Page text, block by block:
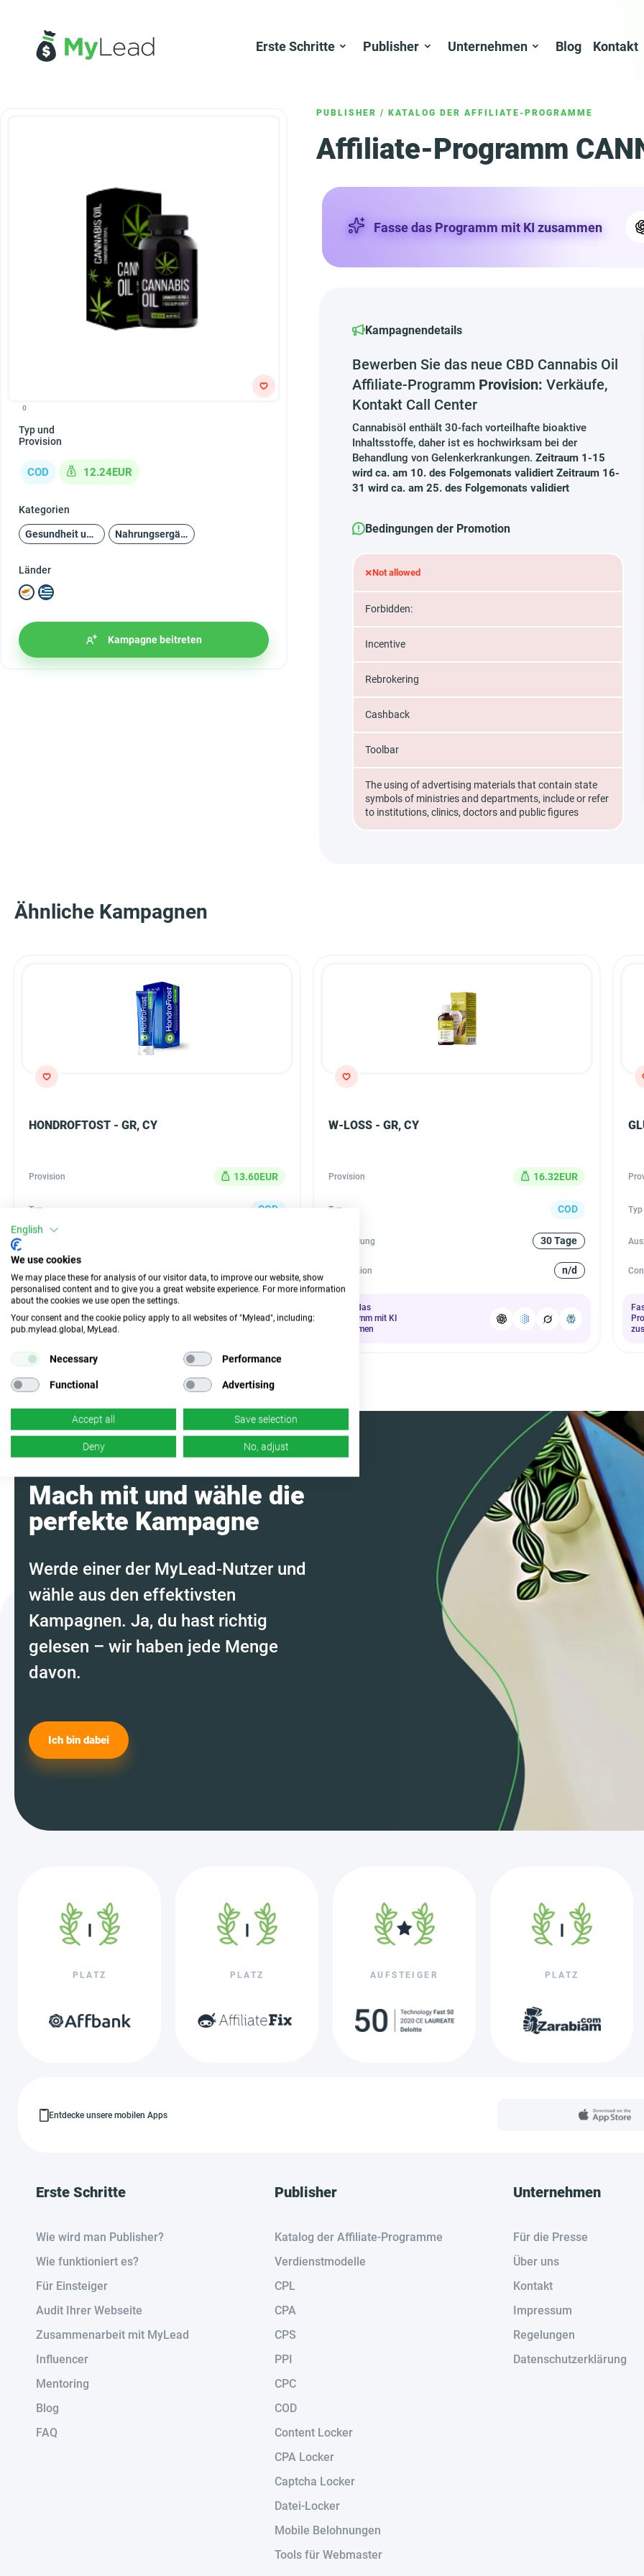
Erste Schritte Publisher Unternehmen Blog Kontakt
PUBLISHER / KATALOG DER AFFILIATE-PROGRAMME
Affiliate-Programm
0
Typ und
Provision
COD 12.24EUR
Kategorien
Gesundheit und Schönheit Nahrungsergänzungsmittel
Länder
Kampagne beitreten
Fasse das Programm mit KI zusammen
Kampagnendetails
Bewerben Sie das neue CBD Cannabis Oil
Affiliate-Programm Provision: Verkäufe,
Kontakt Call Center
Cannabisöl enthält 30-fach vorteilhafte bioaktive
Inhaltsstoffe, daher ist es hochwirksam bei der
Behandlung von Gelenkerkrankungen. Zeitraum 1-15
wird ca. am 10. des Folgemonats validiert Zeitraum 16-
31 wird ca. am 25. des Folgemonats validiert
Bedingungen der Promotion
×Not allowed
Forbidden:
Incentive
Rebrokering
Cashback
Toolbar
The using of advertising materials that contain state
symbols of ministries and departments, include or refer
to institutions, clinics, doctors and public figures
Ähnliche Kampagnen
HONDROFTOST - GR, CY
Provision 13.60EUR
Typ COD
Programm mit KI
zusammen
W-LOSS - GR, CY
Provision 16.32EUR
Typ COD
Auszahlung 30 Tage
Conversion n/d
Fasse das
Programm mit KI
zusammen
Typ
Mach mit und wähle die
perfekte Kampagne
Werde einer der MyLead-Nutzer und
wähle aus den effektivsten
Kampagnen. Ja, du hast richtig
gelesen – wir haben jede Menge
davon.
Ich bin dabei
PLATZ PLATZ AUFSTEIGER PLATZ
Entdecke unsere mobilen Apps
Erste Schritte
Wie wird man Publisher?
Wie funktioniert es?
Für Einsteiger
Audit Ihrer Webseite
Zusammenarbeit mit MyLead
Influencer
Mentoring
Blog
FAQ
Publisher
Katalog der Affiliate-Programme
Verdienstmodelle
CPL
CPA
CPS
PPI
CPC
COD
Content Locker
CPA Locker
Captcha Locker
Datei-Locker
Mobile Belohnungen
Tools für Webmaster
Unternehmen
Für die Presse
Über uns
Kontakt
Impressum
Regelungen
Datenschutzerklärung
English
We use cookies
We may place these for analysis of our visitor data, to improve our website, show
personalised content and to give you a great website experience. For more information
about the cookies we use open the settings.
Your consent and the cookie policy apply to all websites of "Mylead", including:
pub.mylead.global, MyLead.
Necessary Performance
Functional Advertising
Accept all Save selection
Deny No, adjust